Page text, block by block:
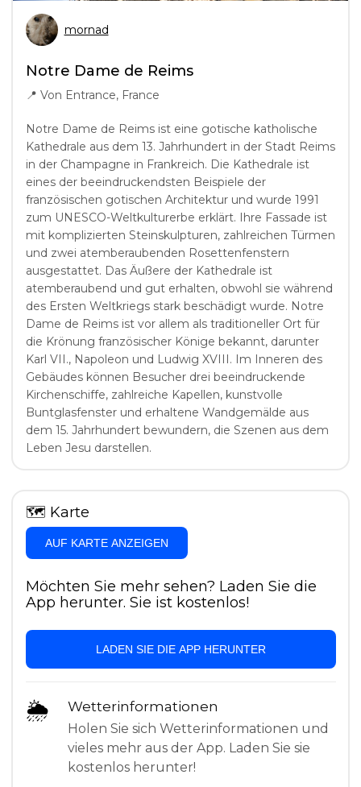
mornad
Notre Dame de Reims
📍 Von Entrance, France
Notre Dame de Reims ist eine gotische katholische
Kathedrale aus dem 13. Jahrhundert in der Stadt Reims
in der Champagne in Frankreich. Die Kathedrale ist
eines der beeindruckendsten Beispiele der
französischen gotischen Architektur und wurde 1991
zum UNESCO-Weltkulturerbe erklärt. Ihre Fassade ist
mit komplizierten Steinskulpturen, zahlreichen Türmen
und zwei atemberaubenden Rosettenfenstern
ausgestattet. Das Äußere der Kathedrale ist
atemberaubend und gut erhalten, obwohl sie während
des Ersten Weltkriegs stark beschädigt wurde. Notre
Dame de Reims ist vor allem als traditioneller Ort für
die Krönung französischer Könige bekannt, darunter
Karl VII., Napoleon und Ludwig XVIII. Im Inneren des
Gebäudes können Besucher drei beeindruckende
Kirchenschiffe, zahlreiche Kapellen, kunstvolle
Buntglasfenster und erhaltene Wandgemälde aus
dem 15. Jahrhundert bewundern, die Szenen aus dem
Leben Jesu darstellen.
🗺 Karte
AUF KARTE ANZEIGEN
Möchten Sie mehr sehen? Laden Sie die
App herunter. Sie ist kostenlos!
LADEN SIE DIE APP HERUNTER
🌦 Wetterinformationen
Holen Sie sich Wetterinformationen und
vieles mehr aus der App. Laden Sie sie
kostenlos herunter!